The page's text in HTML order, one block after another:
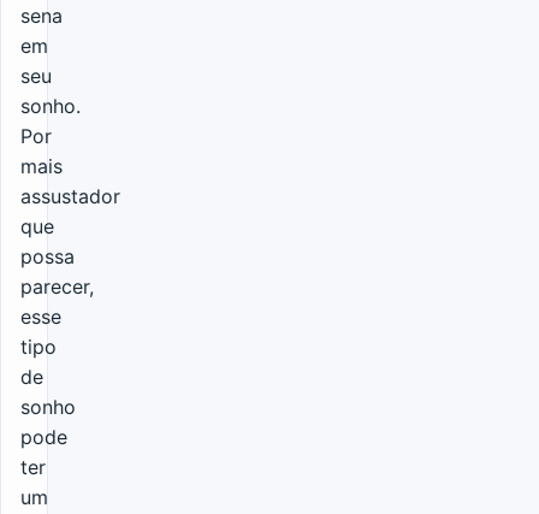
sena
em
seu
sonho.
Por
mais
assustador
que
possa
parecer,
esse
tipo
de
sonho
pode
ter
um